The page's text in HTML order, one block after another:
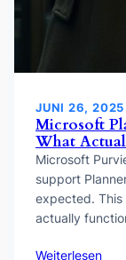
JUNI 26, 2025
Microsoft
What
Microsoft
support
expected.
actually
Weiterlesen